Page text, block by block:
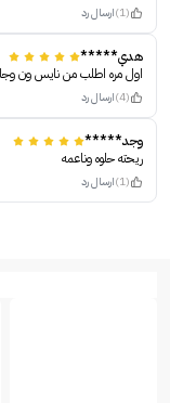
(1) ارسال رد
هدي*****
اول مره اطلب من نايس ون
(4) ارسال رد
وجد*****
ريحته حلوه وناعمه
(1) ارسال رد